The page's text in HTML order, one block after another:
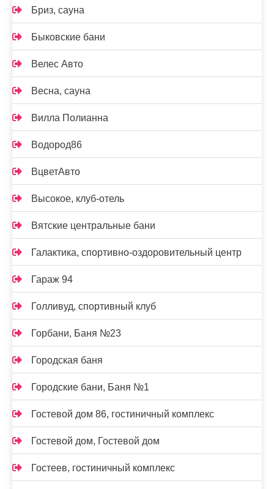
Бриз, сауна
Быковские бани
Велес Авто
Весна, сауна
Вилла Полианна
Водород86
ВцветАвто
Высокое, клуб-отель
Вятские центральные бани
Галактика, спортивно-оздоровительный центр
Гараж 94
Голливуд, спортивный клуб
Горбани, Баня №23
Городская баня
Городские бани, Баня №1
Гостевой дом 86, гостиничный комплекс
Гостевой дом, Гостевой дом
Гостеев, гостиничный комплекс